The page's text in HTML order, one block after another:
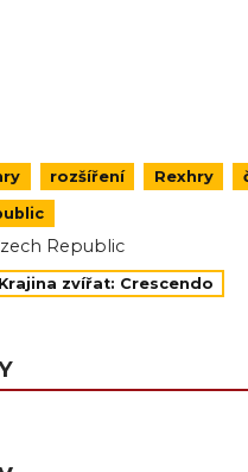
rozšíření Rexhry
Republic
Krajina zvířat: Crescendo